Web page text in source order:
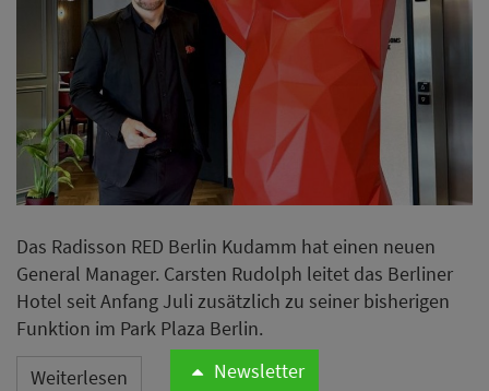
Weiterlesen
Alpina Gstaad ernennt
Francesco De Bartolomeis zum
neuen Küchenchef
Newsletter